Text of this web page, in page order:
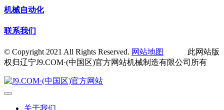
机械自动化
联系我们
© Copyright 2021 All Rights Reserved. 网站地图
此网站版
权归辽宁J9.COM·(中国区)官方网站机械制造有限公司所有
关于我们